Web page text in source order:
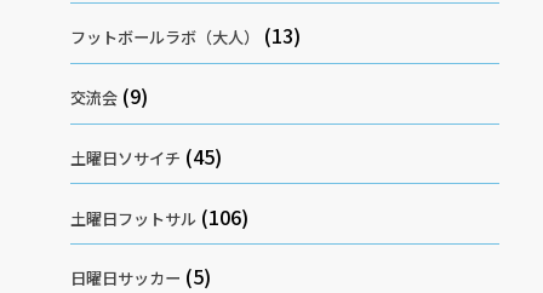
フットボールラボ（大人） (13)
交流会 (9)
土曜日ソサイチ (45)
土曜日フットサル (106)
日曜日サッカー (5)